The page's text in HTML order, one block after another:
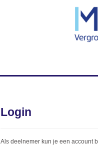
Login
Als deelnemer kun je een account